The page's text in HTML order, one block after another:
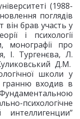
(1988-
поглядів
він брав участь у
і психології
монографії про
І. Тургенєва, Л.
Д.М.
школи у
гранню входив в
психологічне
интеллигенции”